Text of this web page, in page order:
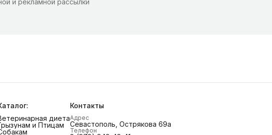
диета
и Птицам
Контакты
Адрес
Севастополь, Острякова 69а
Телефон